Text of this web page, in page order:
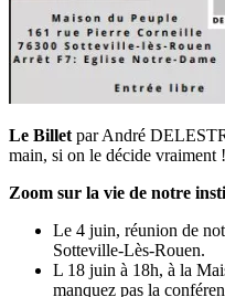
Le Billet par André
main, si on le décide vraiment !
Zoom sur la vie de notre
Le 4 juin, réunion de
Sotteville-Lès-Rouen.
L 18 juin à 18h, à la
manquez pas la